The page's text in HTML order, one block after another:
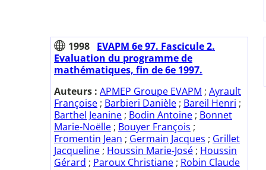
1998 EVAPM 6e 97. Fascicule 2.
Evaluation du programme de
mathématiques, fin de 6e 1997.
Auteurs : APMEP Groupe EVAPM ; Ayrault
Françoise ; Barbieri Danièle ; Bareil Henri ;
Barthel Jeanine ; Bodin Antoine ; Bonnet
Marie-Noëlle ; Bouyer François ;
Fromentin Jean ; Germain Jacques ; Grillet
Jacqueline ; Houssin Marie-José ; Houssin
Gérard ; Paroux Christiane ; Robin Claude